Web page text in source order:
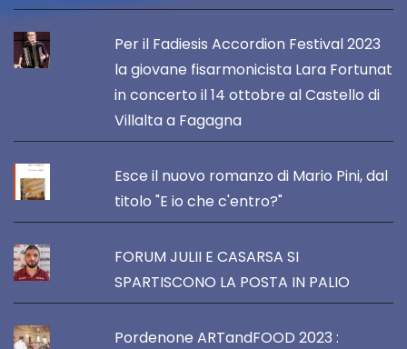
Per il Fadiesis Accordion Festival 2023
la giovane fisarmonicista Lara Fortunat
in concerto il 14 ottobre al Castello di
Villalta a Fagagna
Esce il nuovo romanzo di Mario Pini, dal
titolo "E io che c'entro?"
FORUM JULII E CASARSA SI
SPARTISCONO LA POSTA IN PALIO
Pordenone ARTandFOOD 2023 :